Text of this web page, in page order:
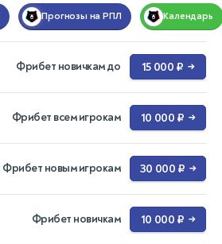
Прогнозы на РПЛ Календарь
Фрибет новичкам до 15 000 ₽ →
Фрибет всем игрокам 10 000 ₽ →
Фрибет новым игрокам 30 000 ₽ →
Фрибет новичкам 10 000 ₽ →